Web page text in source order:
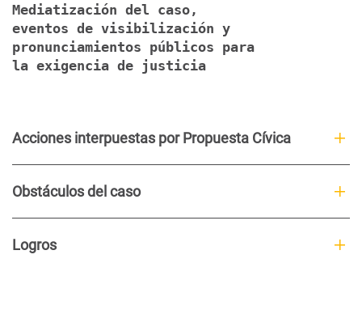
Mediatización del caso,
eventos de visibilización y
pronunciamientos públicos para
la exigencia de justicia
Acciones interpuestas por Propuesta Cívica
Obstáculos del caso
Logros